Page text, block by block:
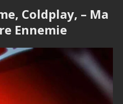
Coldplay, – Ma
Ennemie